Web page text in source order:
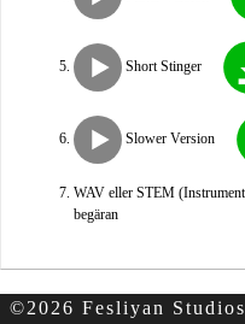
Short Stinger
Slower Version
WAV eller STEM
begäran
©2026 Fesliyan